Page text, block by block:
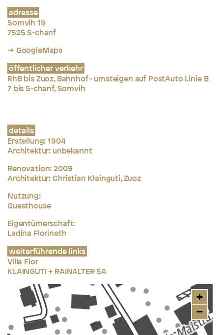
adresse
Somvih 19
7525 S-chanf
→ GoogleMaps
öffentlicher verkehr
RhB bis Zuoz, Bahnhof - umsteigen auf PostAuto Linie B
7 bis S-chanf, Somvih
details
Erstellung:1904
Architektur: unbekannt
Renovation: 2009
Architektur:Christian Klainguti, Zuoz
Nutzung:
Guesthouse
Eigentümerschaft:
Ladina Florineth
weiterführende links
Villa Flor
KLAINGUTI + RAINALTER SA
+
−